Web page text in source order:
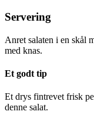
Servering
Anret salaten i en skål
med knas.
Et godt tip
Et drys fintrevet frisk
denne salat.